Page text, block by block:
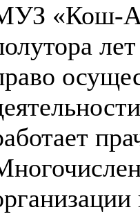
«Кош-